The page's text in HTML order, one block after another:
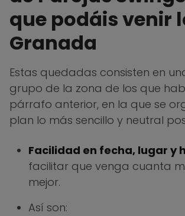
que podáis venir
Granada
Estas quedadas consisten en
grupo de la zona de los que
párrafo anterior, en la que se
plan lo más sencillo y neutral
Facilidad en fecha, lugar y
facilitar que venga cuanta
mejor.
Así son: